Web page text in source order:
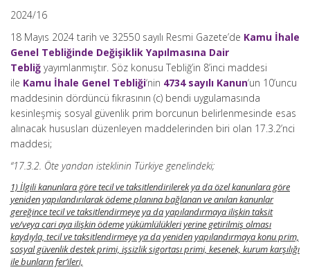
2024/16
18 Mayıs 2024 tarih ve 32550 sayılı Resmi Gazete’de Kamu İhale
Genel Tebliğinde Değişiklik Yapılmasına Dair
Tebliğ yayımlanmıştır. Söz konusu Tebliğ’in 8’inci maddesi
ile Kamu İhale Genel Tebliği‘nin 4734 sayılı Kanun‘un 10’uncu
maddesinin dördüncü fıkrasının (c) bendi uygulamasında
kesinleşmiş sosyal güvenlik prim borcunun belirlenmesinde esas
alınacak hususları düzenleyen maddelerinden biri olan 17.3.2’nci
maddesi;
“17.3.2. Öte yandan isteklinin Türkiye genelindeki;
1) İlgili kanunlara göre tecil ve taksitlendirilerek ya da özel kanunlara göre
yeniden yapılandırılarak ödeme planına bağlanan ve anılan kanunlar
gereğince tecil ve taksitlendirmeye ya da yapılandırmaya ilişkin taksit
ve/veya cari aya ilişkin ödeme yükümlülükleri yerine getirilmiş olması
kaydıyla, tecil ve taksitlendirmeye ya da yeniden yapılandırmaya konu prim,
sosyal güvenlik destek primi, işsizlik sigortası primi, kesenek, kurum karşılığı
ile bunların fer’ileri,